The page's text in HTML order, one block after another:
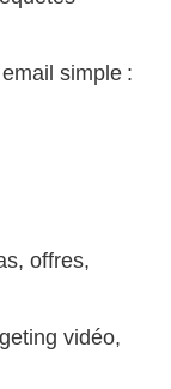
simple :
offres,
vidéo,